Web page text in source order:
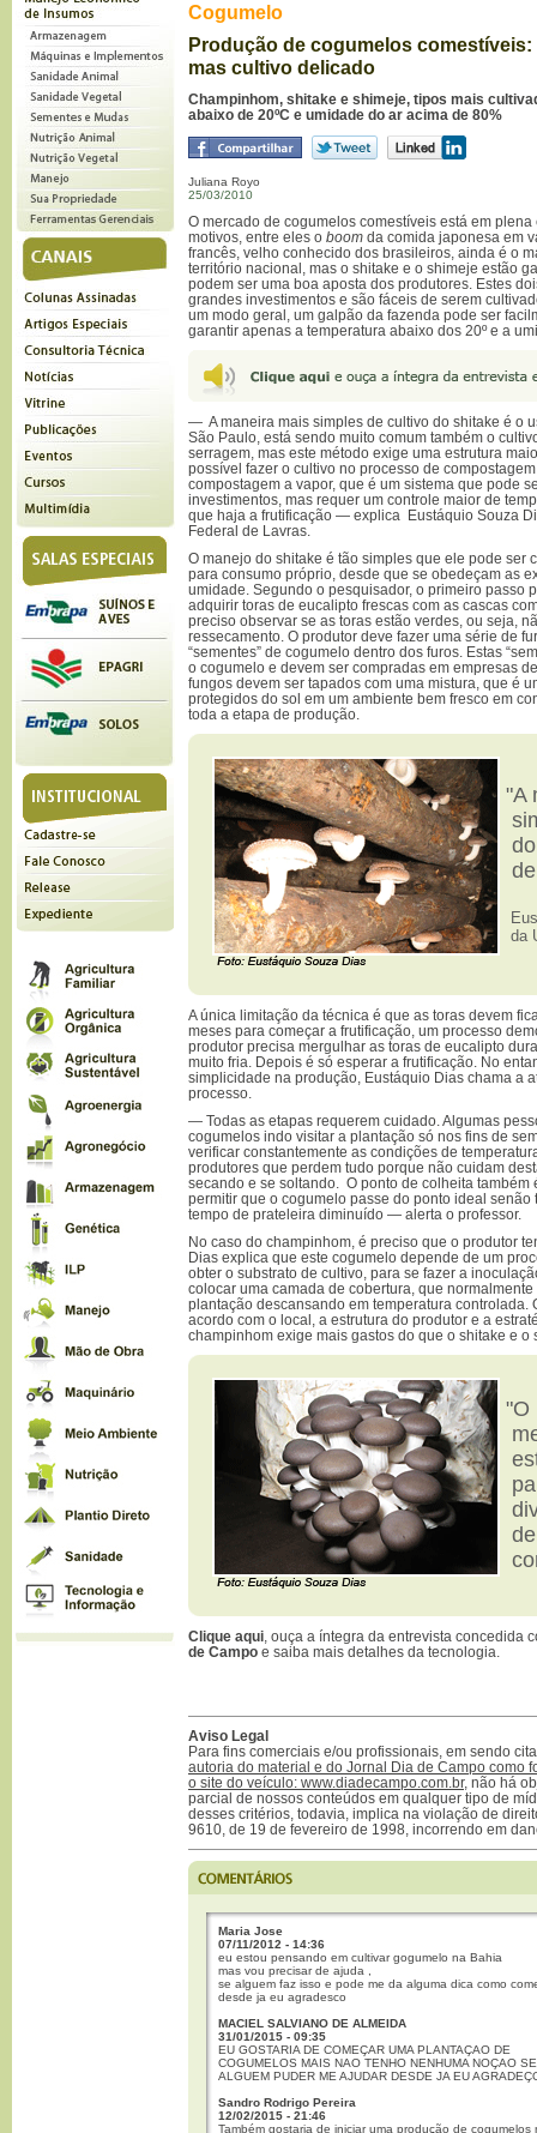
Cogumelo
Produção de cogumelos
mas cultivo delicado
Champinhom, shitake e shimeje, tipos mais
abaixo de 20ºC e umidade do ar acima de 80%
Juliana Royo
25/03/2010
O mercado de cogumelos comestíveis está em
motivos, entre eles o boom da comida japonesa em
francês, velho conhecido dos brasileiros, ainda é o
território nacional, mas o shitake e o shimeje estão
podem ser uma boa aposta dos produtores. Estes
grandes investimentos e são fáceis de serem
um modo geral, um galpão da fazenda pode ser
garantir apenas a temperatura abaixo dos 20º e a
— A maneira mais simples de cultivo do shitake é o
São Paulo, está sendo muito comum também o
serragem, mas este método exige uma estrutura
possível fazer o cultivo no processo de
compostagem a vapor, que é um sistema que pode
investimentos, mas requer um controle maior de
que haja a frutificação — explica Eustáquio Souza
Federal de Lavras.
O manejo do shitake é tão simples que ele pode ser
para consumo próprio, desde que se obedeçam as
umidade. Segundo o pesquisador, o primeiro passo
adquirir toras de eucalipto frescas com as cascas
preciso observar se as toras estão verdes, ou seja,
ressecamento. O produtor deve fazer uma série de
“sementes” de cogumelo dentro dos furos. Estas
o cogumelo e devem ser compradas em empresas
fungos devem ser tapados com uma mistura, que é
protegidos do sol em um ambiente bem fresco em
toda a etapa de produção.
"A
da
A única limitação da técnica é que as toras devem
meses para começar a frutificação, um processo
produtor precisa mergulhar as toras de eucalipto
muito fria. Depois é só esperar a frutificação. No
simplicidade na produção, Eustáquio Dias chama a
processo.
— Todas as etapas requerem cuidado. Algumas
cogumelos indo visitar a plantação só nos fins de
verificar constantemente as condições de
produtores que perdem tudo porque não cuidam
secando e se soltando. O ponto de colheita também
permitir que o cogumelo passe do ponto ideal senão
tempo de prateleira diminuído — alerta o professor.
No caso do champinhom, é preciso que o produtor
Dias explica que este cogumelo depende de um
obter o substrato de cultivo, para se fazer a
colocar uma camada de cobertura, que
plantação descansando em temperatura controlada.
acordo com o local, a estrutura do produtor e a
champinhom exige mais gastos do que o shitake e o
"O
Clique aqui , ouça a íntegra da entrevista concedida
de Campo e saiba mais detalhes da tecnologia.
Aviso Legal
Para fins comerciais e/ou profissionais, em sendo
autoria do material e do Jornal Dia de Campo como
o site do veículo: www.diadecampo.com.br, não há
parcial de nossos conteúdos em qualquer tipo de
desses critérios, todavia, implica na violação de
9610, de 19 de fevereiro de 1998, incorrendo em
Maria Jose
07/11/2012 - 14:36
eu estou pensando em cultivar gogumelo na Bahia
mas vou precisar de ajuda ,
se alguem faz isso e pode me da alguma dica como
desde ja eu agradesco
MACIEL SALVIANO DE ALMEIDA
31/01/2015 - 09:35
EU GOSTARIA DE COMEÇAR UMA PLANTAÇAO DE
COGUMELOS MAIS NAO TENHO NENHUMA NOÇAO SE
ALGUEM PUDER ME AJUDAR DESDE JA EU
Sandro Rodrigo Pereira
12/02/2015 - 21:46
Também gostaria de iniciar uma produção de cogumelos